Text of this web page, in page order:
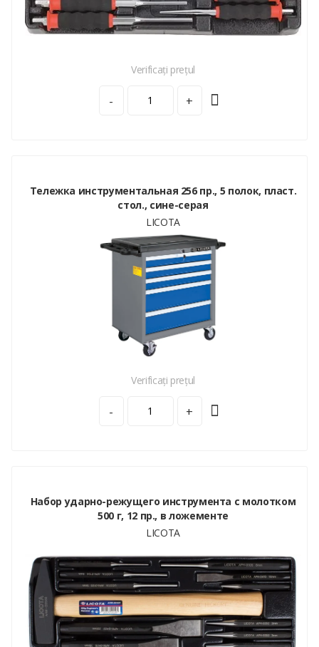
Verificați prețul
- +
Тележка инструментальная 256 пр., 5 полок, пласт.
стол., сине-серая
LICOTA
Verificați prețul
- +
Набор ударно-режущего инструмента с молотком
500 г, 12 пр., в ложементе
LICOTA